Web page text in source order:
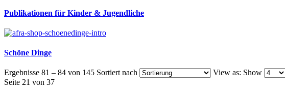
Publikationen für Kinder & Jugendliche
Schöne Dinge
Ergebnisse 81 – 84 von 145 Sortiert nach View as: Show
Seite 21 von 37